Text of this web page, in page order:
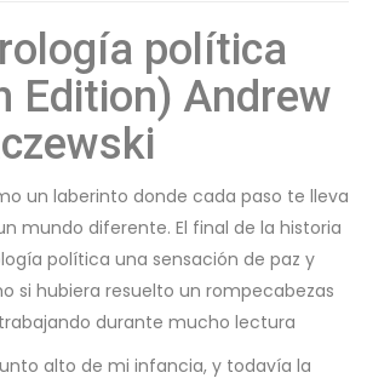
política
Edition) Andrew
un laberinto donde cada paso te lleva
mundo diferente. El final de la historia
política una sensación de paz y
si hubiera resuelto un rompecabezas
durante mucho lectura
alto de mi infancia, y todavía la